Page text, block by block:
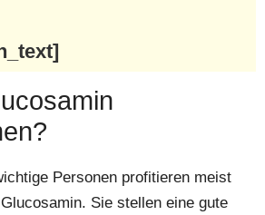
Personen profitieren meist
Sie stellen eine gute